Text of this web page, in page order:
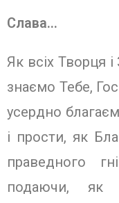
Слава…
Як всіх Творця
знаємо Тебе,
усердно
і прости, як
праведного
подаючи, як